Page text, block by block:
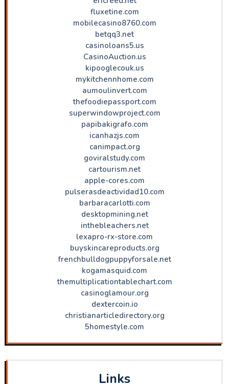
fluxetine.com
mobilecasino8760.com
betqq3.net
casinoloans5.us
CasinoAuction.us
kipooglecouk.us
mykitchennhome.com
aumoulinvert.com
thefoodiepassport.com
superwindowproject.com
papibakigrafo.com
icanhazjs.com
canimpact.org
goviralstudy.com
cartourism.net
apple-cores.com
pulserasdeactividad10.com
barbaracarlotti.com
desktopmining.net
inthebleachers.net
lexapro-rx-store.com
buyskincareproducts.org
frenchbulldogpuppyforsale.net
kogamasquid.com
themultiplicationtablechart.com
casinoglamour.org
dextercoin.io
christianarticledirectory.org
5homestyle.com
Links